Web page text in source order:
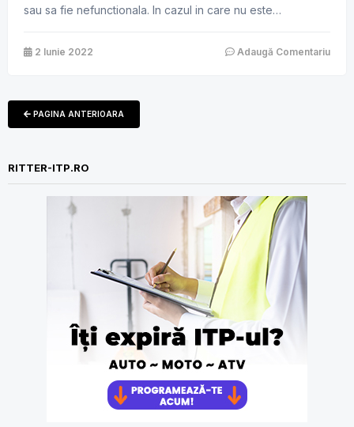
sau sa fie nefunctionala. In cazul in care nu este
intereseaza o statie care sa nu fie la periferie si sa fie usor
2 Iunie 2022 Adaugă Comentariu
PAGINA ANTERIOARA
RITTER-ITP.RO